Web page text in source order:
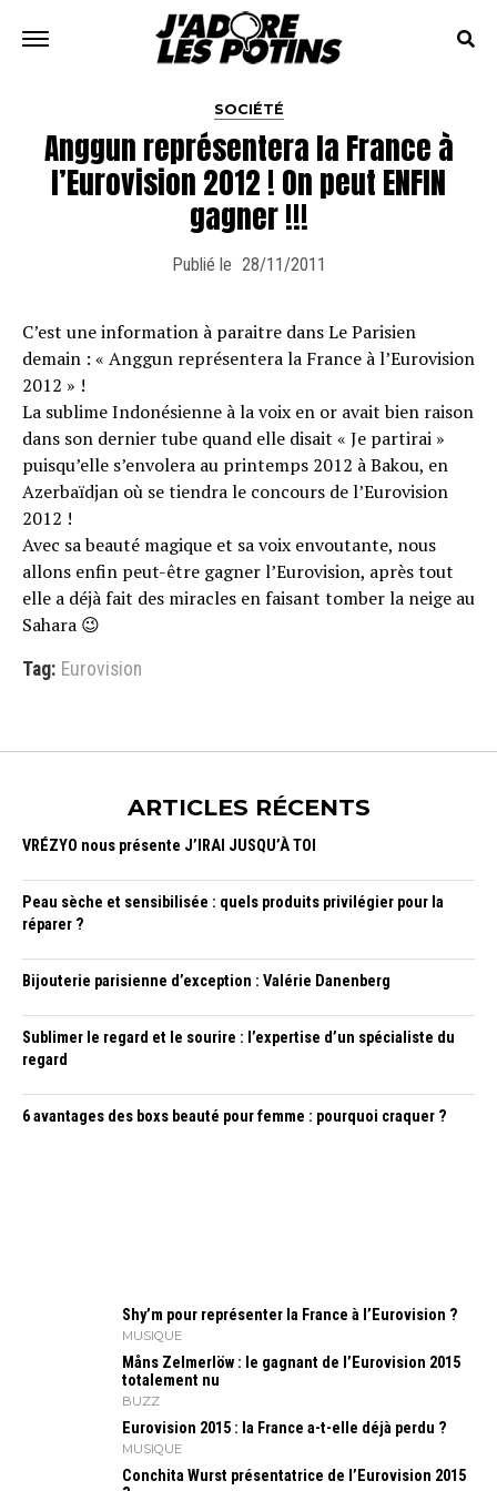
SOCIÉTÉ
Anggun représentera la France à
l’Eurovision 2012 ! On peut ENFIN
gagner !!!
Publié le 28/11/2011
C’est une information à paraitre dans Le Parisien
demain : « Anggun représentera la France à l’Eurovision
2012 » !
La sublime Indonésienne à la voix en or avait bien raison
dans son dernier tube quand elle disait « Je partirai »
puisqu’elle s’envolera au printemps 2012 à Bakou, en
Azerbaïdjan où se tiendra le concours de l’Eurovision
2012 !
Avec sa beauté magique et sa voix envoutante, nous
allons enfin peut-être gagner l’Eurovision, après tout
elle a déjà fait des miracles en faisant tomber la neige au
Sahara 😉
Tag: Eurovision
ARTICLES RÉCENTS
VRÉZYO nous présente J’IRAI JUSQU’À TOI
Peau sèche et sensibilisée : quels produits privilégier pour la
réparer ?
Bijouterie parisienne d’exception : Valérie Danenberg
Sublimer le regard et le sourire : l’expertise d’un spécialiste du
regard
6 avantages des boxs beauté pour femme : pourquoi craquer ?
Shy’m pour représenter la France à l’Eurovision ?
MUSIQUE
Måns Zelmerlöw : le gagnant de l’Eurovision 2015
totalement nu
BUZZ
Eurovision 2015 : la France a-t-elle déjà perdu ?
MUSIQUE
Conchita Wurst présentatrice de l’Eurovision 2015